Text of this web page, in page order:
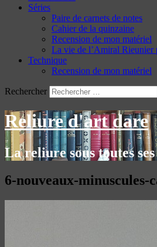
Séries
Paire de carnets de notes
Cahier de la quinzaine
Recension de mon matériel
La vie de l’Amiral
Technique
Recension de mon matériel
Rechercher
Reliure d'art dare
La reliure sous toutes
6-nouveaux-minuscules-